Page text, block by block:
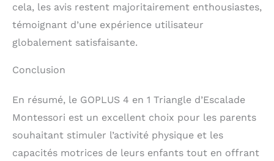
cela, les avis restent majoritairement enthousiastes,
témoignant d’une expérience utilisateur
globalement satisfaisante.
Conclusion
En résumé, le GOPLUS 4 en 1 Triangle d’Escalade
Montessori est un excellent choix pour les parents
souhaitant stimuler l’activité physique et les
capacités motrices de leurs enfants tout en offrant